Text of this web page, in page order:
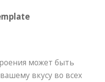
может быть
вкусу во всех